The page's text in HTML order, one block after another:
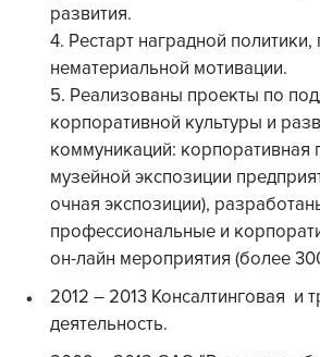
развития.
4. Рестарт наградной
нематериальной мотивации.
5. Реализованы проекты по
корпоративной культуры и
коммуникаций: корпоративная
музейной экспозиции
очная экспозиции),
профессиональные и
он-лайн мероприятия (более
2012 – 2013 Консалтинговая и
деятельность.